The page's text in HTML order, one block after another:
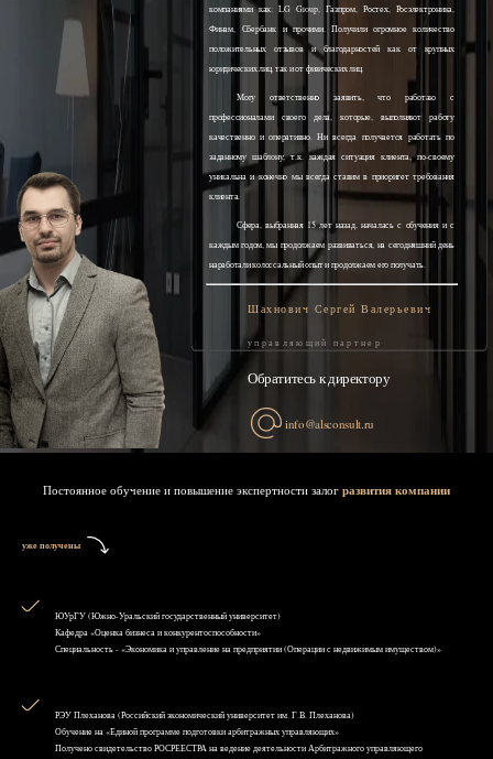
компаниями как: LG Group, Газпром, Ростех, Росэлектроника,
Финам, Сбербанк и прочими. Получили огромное количество
положительных отзывов и благодарностей как от крупных
юридических лиц, так и от физических лиц.
Могу ответственно заявить, что работаю с
профессионалами своего дела, которые, выполняют работу
качественно и оперативно. Ни всегда получается работать по
заданному шаблону, т.к. каждая ситуация клиента, по-своему
уникальна и конечно мы всегда ставим в приоритет требования
клиента.
Сфера, выбранная 15 лет назад, началась с обучения и с
каждым годом, мы продолжаем развиваться, на сегодняшний день
наработали колоссальный опыт и продолжаем его получать.
Шахнович Сергей Валерьевич
управляющий партнер
Обратитесь к директору
info@alsconsult.ru
Постоянное обучение и повышение экспертности залог развития компании
уже получены
ЮУрГУ (Южно-Уральский государственный университет)
Кафедра «Оценка бизнеса и конкурентоспособности»
Специальность - «Экономика и управление на предприятии (Операции с недвижимым имуществом)»
РЭУ Плеханова (Российский экономический университет им. Г.В. Плеханова)
Обучение на «Единой программе подготовки арбитражных управляющих»
Получено свидетельство РОСРЕЕСТРА на ведение деятельности Арбитражного управляющего